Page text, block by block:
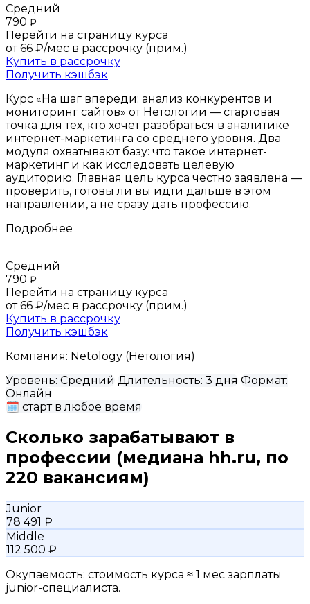
Средний
790 ₽
Перейти на страницу курса
от 66 ₽/мес в рассрочку (прим.)
Купить в рассрочку
Получить кэшбэк
Курс «На шаг впереди: анализ конкурентов и
мониторинг сайтов» от Нетологии — стартовая
точка для тех, кто хочет разобраться в аналитике
интернет-маркетинга со среднего уровня. Два
модуля охватывают базу: что такое интернет-
маркетинг и как исследовать целевую
аудиторию. Главная цель курса честно заявлена —
проверить, готовы ли вы идти дальше в этом
направлении, а не сразу дать профессию.
Подробнее
Средний
790 ₽
Перейти на страницу курса
от 66 ₽/мес в рассрочку (прим.)
Купить в рассрочку
Получить кэшбэк
Компания: Netology (Нетология)
Уровень: Средний Длительность: 3 дня Формат:
Онлайн
🗓 старт в любое время
Сколько зарабатывают в
профессии (медиана hh.ru, по
220 вакансиям)
Junior
78 491 ₽
Middle
112 500 ₽
Окупаемость: стоимость курса ≈ 1 мес зарплаты
junior-специалиста.